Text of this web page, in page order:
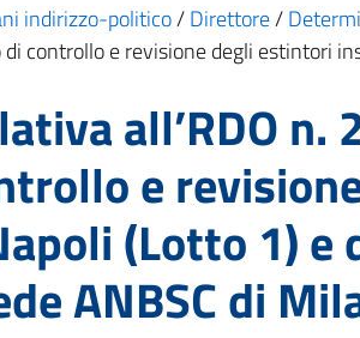
indirizzo-politico/Direttore/
controllo e revisione degli estintori
all’RDO n.
e
(Lotto 1)
ANBSC di